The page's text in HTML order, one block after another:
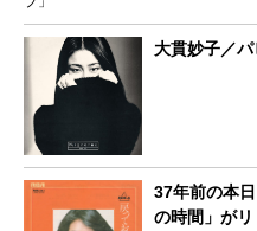
大貫妙子／
37年前の本
の時間」が